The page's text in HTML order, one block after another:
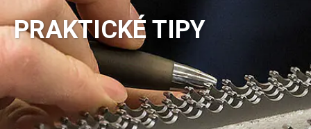
PRAKTICKÉ TIPY